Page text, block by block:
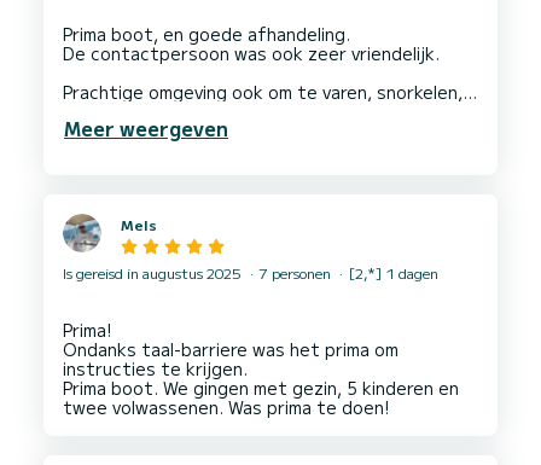
Prima boot, en goede afhandeling.
De contactpersoon was ook zeer vriendelijk.
Prachtige omgeving ook om te varen, snorkelen,
Stevige golven op de dag dat we gingen, maar
Meer weergeven
Mels
Is gereisd in augustus 2025 7 personen [2,*] 1 dagen
Prima!
Ondanks taal-barriere was het prima om
instructies te krijgen.
Prima boot. We gingen met gezin, 5 kinderen en